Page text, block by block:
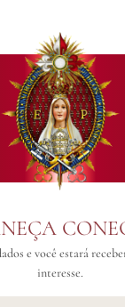
e você estará
interesse.